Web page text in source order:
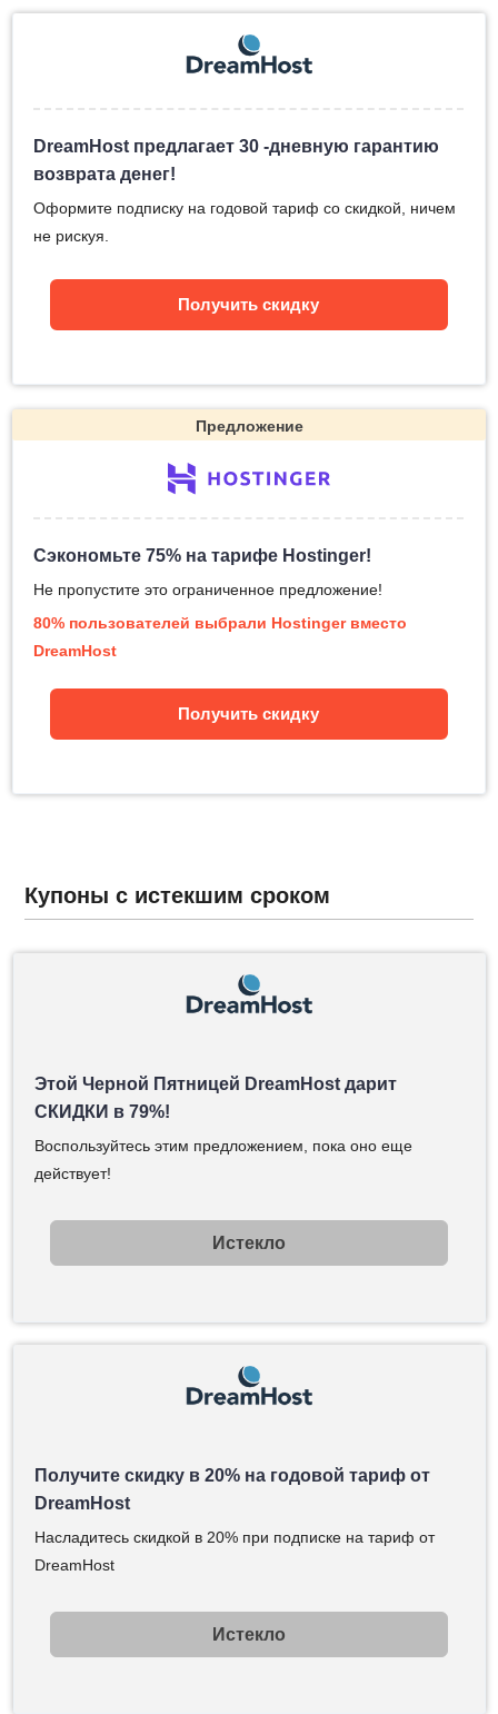
DreamHost предлагает 30 -дневную гарантию
возврата денег!
Оформите подписку на годовой тариф со скидкой, ничем
не рискуя.
Получить скидку
Предложение
Сэкономьте 75% на тарифе Hostinger!
Не пропустите это ограниченное предложение!
80% пользователей выбрали Hostinger вместо
DreamHost
Получить скидку
Купоны с истекшим сроком
Этой Черной Пятницей DreamHost дарит
СКИДКИ в 79%!
Воспользуйтесь этим предложением, пока оно еще
действует!
Истекло
Получите скидку в 20% на годовой тариф от
DreamHost
Насладитесь скидкой в 20% при подписке на тариф от
DreamHost
Истекло